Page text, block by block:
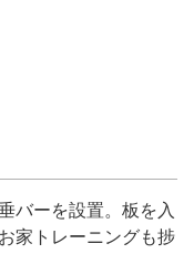
バーを設置。板を入
家トレーニングも捗